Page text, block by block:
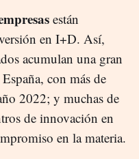
están
en I+D. Así,
acumulan una gran
con más de
2022; y muchas de
de innovación en
en la materia.